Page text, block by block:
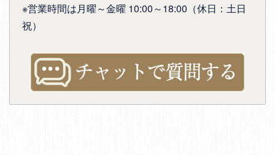
※営業時間は月曜～金曜 10:00～18:00（休日：土日
祝）